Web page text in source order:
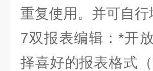
重复使用。并可自
7双报表编辑：*开
择喜好的报表格式